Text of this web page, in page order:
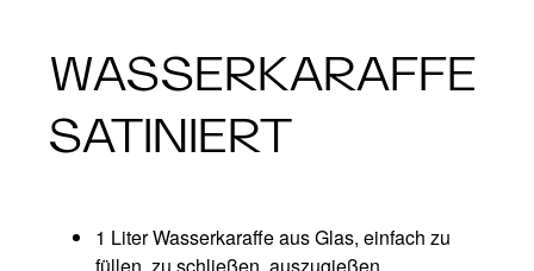
WASSERKARAFFE
SATINIERT
1 Liter Wasserkaraffe aus Glas, einfach zu
füllen, zu schließen, auszugießen,